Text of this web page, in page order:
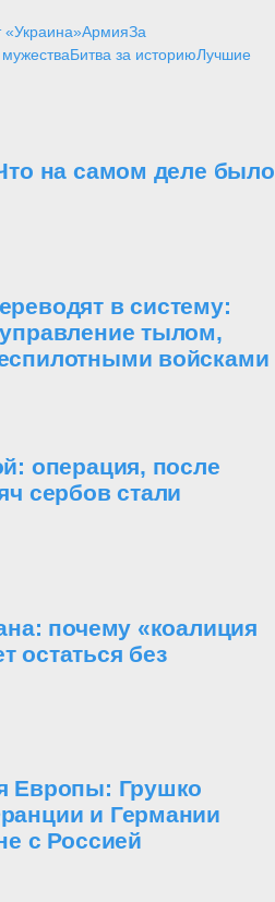
«Украина»АрмияЗа
Битва за историюЛучшие
на самом деле было
в систему:
тылом,
войсками
операция, после
сербов стали
почему «коалиция
остаться без
Европы: Грушко
и Германии
с Россией